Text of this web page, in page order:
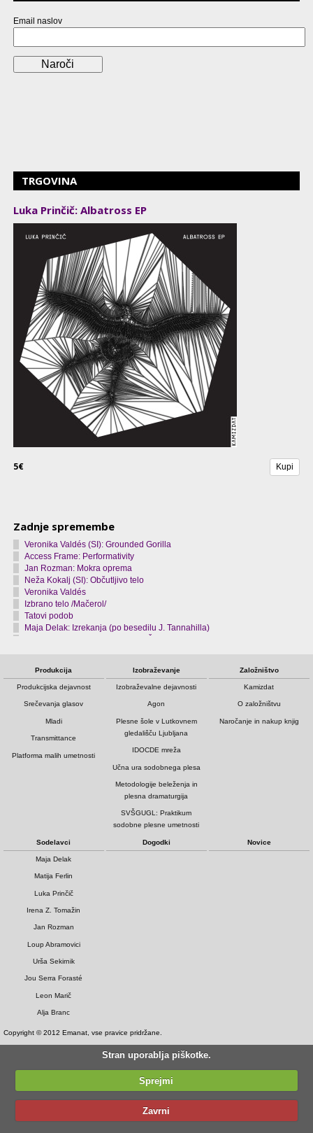
Email naslov
TRGOVINA
Luka Prinčič: Albatross EP
5€ Kupi
Zadnje spremembe
Veronika Valdés (SI): Grounded Gorilla
Access Frame: Performativity
Jan Rozman: Mokra oprema
Neža Kokalj (SI): Občutljivo telo
Veronika Valdés
Izbrano telo /Mačerol/
Tatovi podob
Maja Delak: Izrekanja (po besedilu J. Tannahilla)
Produkcija
Produkcijska dejavnost
Srečevanja glasov
Mladi
Transmittance
Platforma malih umetnosti
Izobraževanje
Izobraževalne dejavnosti
Agon
Plesne šole v Lutkovnem
gledališču Ljubljana
IDOCDE mreža
Učna ura sodobnega plesa
Metodologije beleženja in
plesna dramaturgija
SVŠGUGL: Praktikum
sodobne plesne umetnosti
Založništvo
Kamizdat
O založništvu
Naročanje in nakup knjig
Sodelavci
Maja Delak
Matija Ferlin
Luka Prinčič
Irena Z. Tomažin
Jan Rozman
Loup Abramovici
Urša Sekirnik
Jou Serra Forasté
Leon Marič
Alja Branc
Dogodki Novice
Copyright © 2012 Emanat, vse pravice pridržane.
Stran uporablja piškotke.
Sprejmi
Zavrni